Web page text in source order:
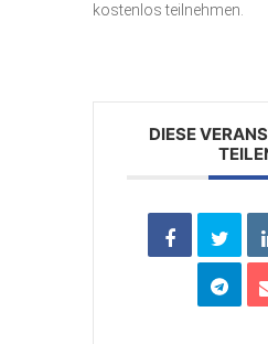
kostenlos teilnehmen.
DIESE